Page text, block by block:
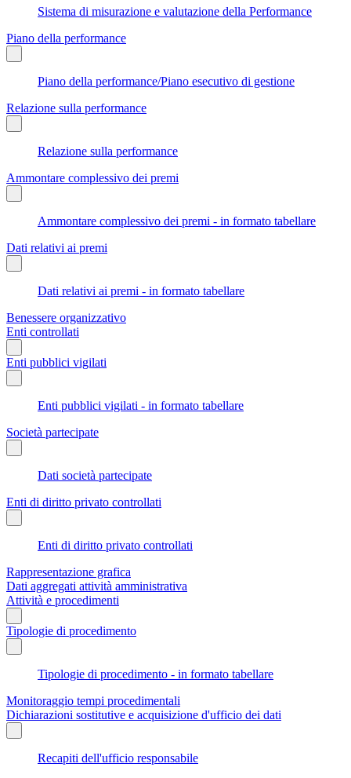
Sistema di misurazione e valutazione della Performance
Piano della performance
Piano della performance/Piano esecutivo di gestione
Relazione sulla performance
Relazione sulla performance
Ammontare complessivo dei premi
Ammontare complessivo dei premi - in formato tabellare
Dati relativi ai premi
Dati relativi ai premi - in formato tabellare
Benessere organizzativo
Enti controllati
Enti pubblici vigilati
Enti pubblici vigilati - in formato tabellare
Società partecipate
Dati società partecipate
Enti di diritto privato controllati
Enti di diritto privato controllati
Rappresentazione grafica
Dati aggregati attività amministrativa
Attività e procedimenti
Tipologie di procedimento
Tipologie di procedimento - in formato tabellare
Monitoraggio tempi procedimentali
Dichiarazioni sostitutive e acquisizione d'ufficio dei dati
Recapiti dell'ufficio responsabile